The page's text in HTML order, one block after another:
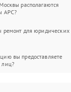
располагаются
APC?
ремонт для юридических
вы предоставляете
лиц?